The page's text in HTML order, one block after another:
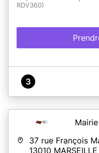
RDV360)
A propos de Mairie de
- Déposer vos
- Élaborer vos
- Réaliser vos
3
37 rue François
13010 MARSEILLE